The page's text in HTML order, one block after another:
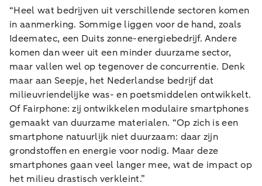
“Heel wat bedrijven uit verschillende sectoren komen
in aanmerking. Sommige liggen voor de hand, zoals
Ideematec, een Duits zonne-energiebedrijf. Andere
komen dan weer uit een minder duurzame sector,
maar vallen wel op tegenover de concurrentie. Denk
maar aan Seepje, het Nederlandse bedrijf dat
milieuvriendelijke was- en poetsmiddelen ontwikkelt.
Of Fairphone: zij ontwikkelen modulaire smartphones
gemaakt van duurzame materialen. “Op zich is een
smartphone natuurlijk niet duurzaam: daar zijn
grondstoffen en energie voor nodig. Maar deze
smartphones gaan veel langer mee, wat de impact op
het milieu drastisch verkleint.”